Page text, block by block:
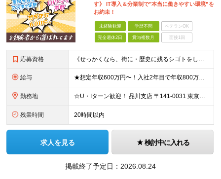
す》 IT導入＆分業制で"本当に働きやすい環境”を
お約束！
未経験歓迎 学歴不問 ベテランOK
完全週休2日 賞与複数月 面接1回
応募資格 《せっかくなら、街に・歴史に残るシゴトをしませんか？》 ☆今までの雇用形態・転職回数は一切不問！ ◆普通自動車免許（AT限定可）をお持ちの方 ◆未経験・第二新卒OK・学歴不問 ★こんな方にピッタリ★
給与 ★想定年収600万円〜！入社2年目で年収800万円の実績あり ★経験者の方は月給30万円以上＆前給保証！ 月給27万円〜＋各種手当＋賞与年2回 ※これまでのご経験やスキルに応じて加給・優遇いたします
勤務地 ☆U・Iターン歓迎！ 品川支店 〒141-0031 東京都品川区西五反田8-1-14 最勝ビル 11F 横浜支店 〒141-0031 東京都品川区西五反田8-1-14 最勝ビル 11F 新潟支店
残業時間 20時間以内
求人を見る 検討中に入れる
掲載終了予定日： 2026.08.24